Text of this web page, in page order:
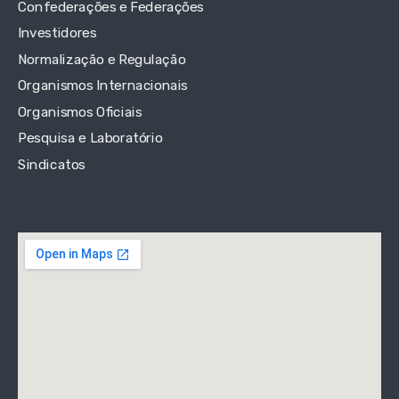
Confederações e Federações
Investidores
Normalização e Regulação
Organismos Internacionais
Organismos Oficiais
Pesquisa e Laboratório
Sindicatos